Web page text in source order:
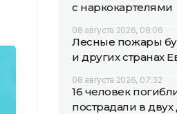
с наркокартелями
08 августа 2026, 08:06
Лесные пожары
и других странах
08 августа 2026, 07:32
16 человек
пострадали в